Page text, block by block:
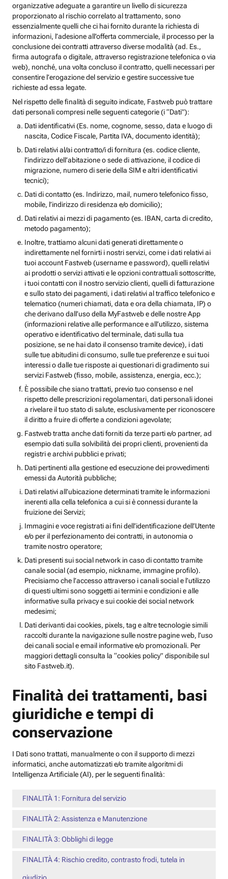
organizzative adeguate a garantire un livello di sicurezza
proporzionato al rischio correlato al trattamento, sono
essenzialmente quelli che ci hai fornito durante la richiesta di
informazioni, l’adesione all’offerta commerciale, il processo per la
conclusione dei contratti attraverso diverse modalità (ad. Es.,
firma autografa o digitale, attraverso registrazione telefonica o via
web), nonché, una volta concluso il contratto, quelli necessari per
consentire l’erogazione del servizio e gestire successive tue
richieste ad essa legate.
Nel rispetto delle finalità di seguito indicate, Fastweb può trattare
dati personali compresi nelle seguenti categorie (i “Dati”):
Dati identificativi (Es. nome, cognome, sesso, data e luogo di
nascita, Codice Fiscale, Partita IVA, documento identità);
Dati relativi al/ai contratto/i di fornitura (es. codice cliente,
l’indirizzo dell’abitazione o sede di attivazione, il codice di
migrazione, numero di serie della SIM e altri identificativi
tecnici);
Dati di contatto (es. Indirizzo, mail, numero telefonico fisso,
mobile, l’indirizzo di residenza e/o domicilio);
Dati relativi ai mezzi di pagamento (es. IBAN, carta di credito,
metodo pagamento);
Inoltre, trattiamo alcuni dati generati direttamente o
indirettamente nel fornirti i nostri servizi, come i dati relativi ai
tuoi account Fastweb (username e password), quelli relativi
ai prodotti o servizi attivati e le opzioni contrattuali sottoscritte,
i tuoi contatti con il nostro servizio clienti, quelli di fatturazione
e sullo stato dei pagamenti, i dati relativi al traffico telefonico e
telematico (numeri chiamati, data e ora della chiamata, IP) o
che derivano dall’uso della MyFastweb e delle nostre App
(informazioni relative alle performance e all’utilizzo, sistema
operativo e identificativo del terminale, dati sulla tua
posizione, se ne hai dato il consenso tramite device), i dati
sulle tue abitudini di consumo, sulle tue preferenze e sui tuoi
interessi o dalle tue risposte ai questionari di gradimento sui
servizi Fastweb (fisso, mobile, assistenza, energia, ecc.);
È possibile che siano trattati, previo tuo consenso e nel
rispetto delle prescrizioni regolamentari, dati personali idonei
a rivelare il tuo stato di salute, esclusivamente per riconoscere
il diritto a fruire di offerte a condizioni agevolate;
Fastweb tratta anche dati forniti da terze parti e/o partner, ad
esempio dati sulla solvibilità dei propri clienti, provenienti da
registri e archivi pubblici e privati;
Dati pertinenti alla gestione ed esecuzione dei provvedimenti
emessi da Autorità pubbliche;
Dati relativi all’ubicazione determinati tramite le informazioni
inerenti alla cella telefonica a cui si è connessi durante la
fruizione dei Servizi;
Immagini e voce registrati ai fini dell’identificazione dell’Utente
e/o per il perfezionamento dei contratti, in autonomia o
tramite nostro operatore;
Dati presenti sui social network in caso di contatto tramite
canale social (ad esempio, nickname, immagine profilo).
Precisiamo che l’accesso attraverso i canali social e l’utilizzo
di questi ultimi sono soggetti ai termini e condizioni e alle
informative sulla privacy e sui cookie dei social network
medesimi;
Dati derivanti dai cookies, pixels, tag e altre tecnologie simili
raccolti durante la navigazione sulle nostre pagine web, l’uso
dei canali social e email informative e/o promozionali. Per
maggiori dettagli consulta la “cookies policy” disponibile sul
sito Fastweb.it).
Finalità dei trattamenti, basi
giuridiche e tempi di
conservazione
I Dati sono trattati, manualmente o con il supporto di mezzi
informatici, anche automatizzati e/o tramite algoritmi di
Intelligenza Artificiale (AI), per le seguenti finalità:
FINALITÀ 1: Fornitura del servizio
FINALITÀ 2: Assistenza e Manutenzione
FINALITÀ 3: Obblighi di legge
FINALITÀ 4: Rischio credito, contrasto frodi, tutela in